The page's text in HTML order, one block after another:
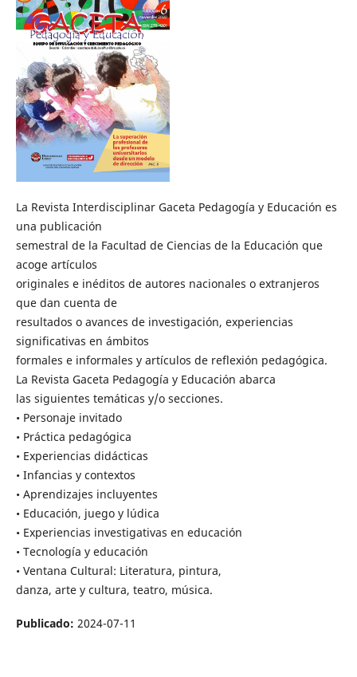
La Revista Interdisciplinar Gaceta Pedagogía y Educación es
una publicación
semestral de la Facultad de Ciencias de la Educación que
acoge artículos
originales e inéditos de autores nacionales o extranjeros
que dan cuenta de
resultados o avances de investigación, experiencias
significativas en ámbitos
formales e informales y artículos de reflexión pedagógica.
La Revista Gaceta Pedagogía y Educación abarca
las siguientes temáticas y/o secciones.
• Personaje invitado
• Práctica pedagógica
• Experiencias didácticas
• Infancias y contextos
• Aprendizajes incluyentes
• Educación, juego y lúdica
• Experiencias investigativas en educación
• Tecnología y educación
• Ventana Cultural: Literatura, pintura,
danza, arte y cultura, teatro, música.
Publicado: 2024-07-11